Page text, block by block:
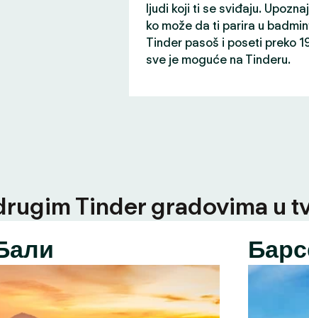
ljudi koji ti se sviđaju.
ko može da ti parira u
Tinder pasoš i poseti preko
sve je moguće na Tinderu.
Tinder gradovima u